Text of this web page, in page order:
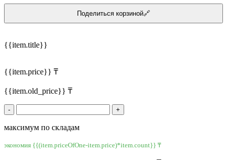
Поделиться корзиной🔗
{{item.title}}
{{item.price}} ₸
{{item.old_price}} ₸
- +
максимум по складам
экономия {{(item.priceOfOne-item.price)*item.count}} ₸